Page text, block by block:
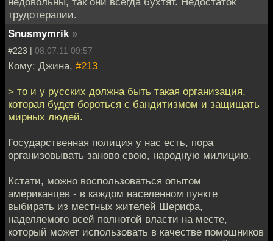
трудотерапии.
Snusmymrik »
#223 | 08.07.11 09:57
Кому: Джина, #213
> то и у русских должна быть такая организация,
которая будет бороться с бандитизмом и защищать
мирных людей.
Государственная полиция у нас есть, пора
организовывать заново свою, народную милицию.
Кстати, можно воспользоваться опытом
американцев - в каждом населенном пункте
выбирать из местных жителей Шерифа,
наделяемого всей полнотой власти на месте,
который может использовать в качестве помошников